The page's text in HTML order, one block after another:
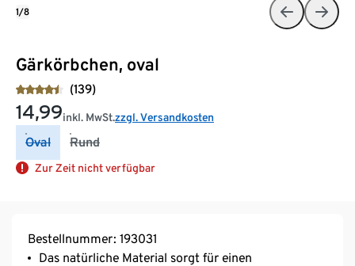
Gärkörbchen, oval
(139)
14,99inkl. MwSt.zzgl. Versandkosten
Oval Rund
Zur Zeit nicht verfügbar
1/8
Bestellnummer: 193031
Das natürliche Material sorgt für einen